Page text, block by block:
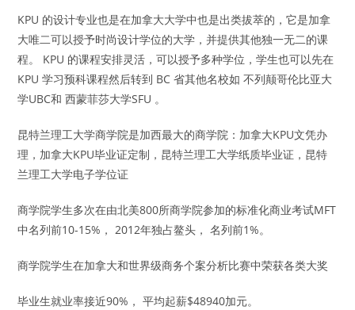
KPU 的设计专业也是在加拿大大学中也是出类拔萃的，它是加拿
大唯二可以授予时尚设计学位的大学，并提供其他独一无二的课
程。 KPU 的课程安排灵活，可以授予多种学位，学生也可以先在
KPU 学习预科课程然后转到 BC 省其他名校如 不列颠哥伦比亚大
学UBC和 西蒙菲莎大学SFU 。
昆特兰理工大学商学院是加西最大的商学院：加拿大KPU文凭办
理，加拿大KPU毕业证定制，昆特兰理工大学纸质毕业证，昆特
兰理工大学电子学位证
商学院学生多次在由北美800所商学院参加的标准化商业考试MFT
中名列前10-15%， 2012年独占鳌头， 名列前1%。
商学院学生在加拿大和世界级商务个案分析比赛中荣获各类大奖
毕业生就业率接近90%， 平均起薪$48940加元。